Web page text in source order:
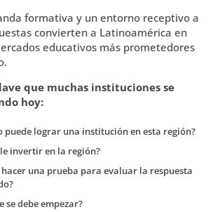
formativa y un entorno receptivo a
convierten a Latinoamérica en
educativos más prometedores
que muchas instituciones se
hoy:
puede lograr una institución en esta región?
invertir en la región?
hacer una prueba para evaluar la respuesta
se debe empezar?